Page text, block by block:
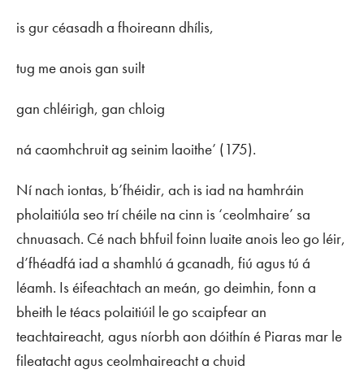
is gur céasadh a fhoireann dhílis,
tug me anois gan suilt
gan chléirigh, gan chloig
ná caomhchruit ag seinim laoithe’ (175).
Ní nach iontas, b’fhéidir, ach is iad na hamhráin
pholaitiúla seo trí chéile na cinn is ‘ceolmhaire’ sa
chnuasach. Cé nach bhfuil foinn luaite anois leo go léir,
d’fhéadfá iad a shamhlú á gcanadh, fiú agus tú á
léamh. Is éifeachtach an meán, go deimhin, fonn a
bheith le téacs polaitiúil le go scaipfear an
teachtaireacht, agus níorbh aon dóithín é Piaras mar le
fileatacht agus ceolmhaireacht a chuid